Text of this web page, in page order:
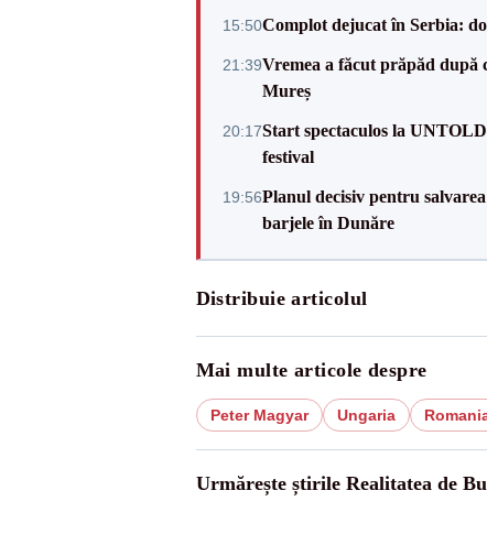
15:50Complot dejucat în Serbia:
21:39Vremea a făcut prăpăd
Mureș
20:17Start spectaculos la
festival
19:56Planul decisiv pentru
barjele în Dunăre
Distribuie articolul
Mai multe articole despre
Peter Magyar Ungaria
Urmărește știrile Realitatea de